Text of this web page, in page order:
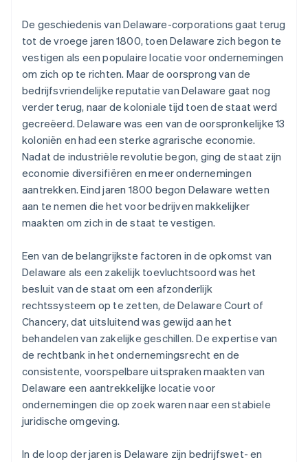
De geschiedenis van Delaware-corporations gaat terug
tot de vroege jaren 1800, toen Delaware zich begon te
vestigen als een populaire locatie voor ondernemingen
om zich op te richten. Maar de oorsprong van de
bedrijfsvriendelijke reputatie van Delaware gaat nog
verder terug, naar de koloniale tijd toen de staat werd
gecreëerd. Delaware was een van de oorspronkelijke 13
koloniën en had een sterke agrarische economie.
Nadat de industriële revolutie begon, ging de staat zijn
economie diversifiëren en meer ondernemingen
aantrekken. Eind jaren 1800 begon Delaware wetten
aan te nemen die het voor bedrijven makkelijker
maakten om zich in de staat te vestigen.
Een van de belangrijkste factoren in de opkomst van
Delaware als een zakelijk toevluchtsoord was het
besluit van de staat om een afzonderlijk
rechtssysteem op te zetten, de Delaware Court of
Chancery, dat uitsluitend was gewijd aan het
behandelen van zakelijke geschillen. De expertise van
de rechtbank in het ondernemingsrecht en de
consistente, voorspelbare uitspraken maakten van
Delaware een aantrekkelijke locatie voor
ondernemingen die op zoek waren naar een stabiele
juridische omgeving.
In de loop der jaren is Delaware zijn bedrijfswet- en